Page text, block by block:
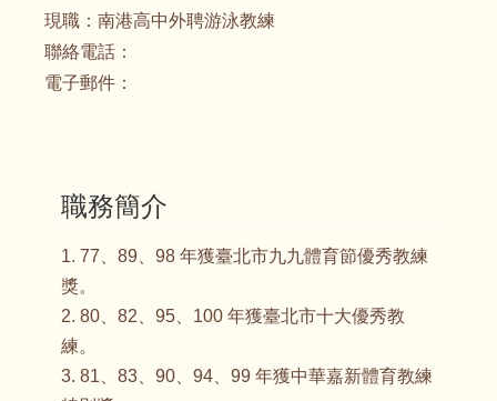
現職： 南港高中外聘游泳教練
聯絡電話：
電子郵件：
職務簡介
1. 77、89、98 年獲臺北市九九體育節優秀教練
獎。
2. 80、82、95、100 年獲臺北市十大優秀教
練。
3. 81、83、90、94、99 年獲中華嘉新體育教練